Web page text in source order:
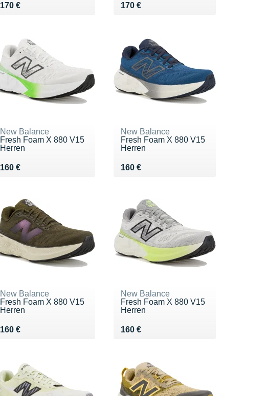
170 €
Vendu 170 € 170 €
Vendu 170 €
New Balance
Fresh Foam X 880 V15
Herren
160 €
Vendu 160 €
New Balance
Fresh Foam X 880 V15
Herren
160 €
Vendu 160 €
New Balance
Fresh Foam X 880 V15
Herren
160 €
Vendu 160 €
New Balance
Fresh Foam X 880 V15
Herren
160 €
Vendu 160 €